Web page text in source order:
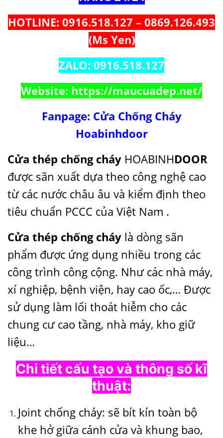
HOTLINE: 0916.518.127 – 0869.126.493
(Ms Yen)
ZALO: 0916.518.127
Website: https://maucuadep.net/
Fanpage: Cửa Chống Cháy
Hoabinhdoor
Cửa thép chống cháy HOABINHDOOR
được sãn xuất dựa theo công nghệ cao
từ các nước châu âu và kiểm định theo
tiêu chuẩn PCCC của Việt Nam .
Cửa thép chống cháy là dòng sãn
phẩm được ứng dụng nhiều trong các
công trình công cộng. Như các nhà máy,
xí nghiệp, bệnh viện, hay cao ốc,… Được
sử dụng làm lối thoát hiễm cho các
chung cư cao tầng, nhà máy, kho giữ
liệu…
Chi tiết cấu tạo và thông số kĩ
thuật:
Joint chống cháy: sẽ bít kín toàn bộ
khe hở giữa cánh cửa và khung bao,